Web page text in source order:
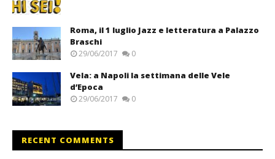
Roma, il 1 luglio Jazz e letteratura a Palazzo
Braschi
29/06/2017 0
Vela: a Napoli la settimana delle Vele
d’Epoca
29/06/2017 0
RECENT COMMENTS